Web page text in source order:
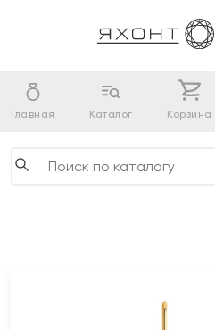
Главная Каталог Корзина